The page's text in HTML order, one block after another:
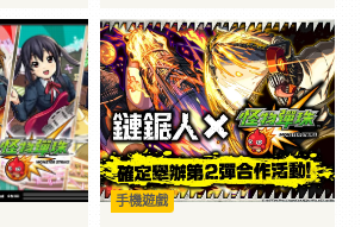
手禮包中
手機遊戲